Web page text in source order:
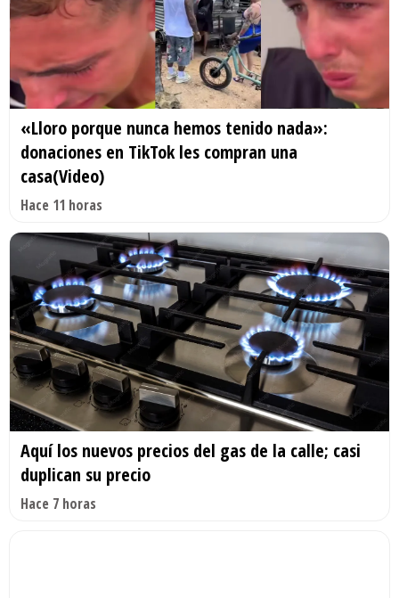
«Lloro porque nunca hemos tenido nada»:
donaciones en TikTok les compran una
casa(Video)
Hace 11 horas
Aquí los nuevos precios del gas de la calle; casi
duplican su precio
Hace 7 horas